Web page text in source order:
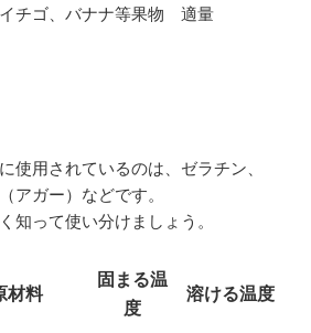
チゴ、バナナ等果物 適量
使用されているのは、ゼラチン、
アガー）などです。
知って使い分けましょう。
材料
固まる温
度
溶ける温度